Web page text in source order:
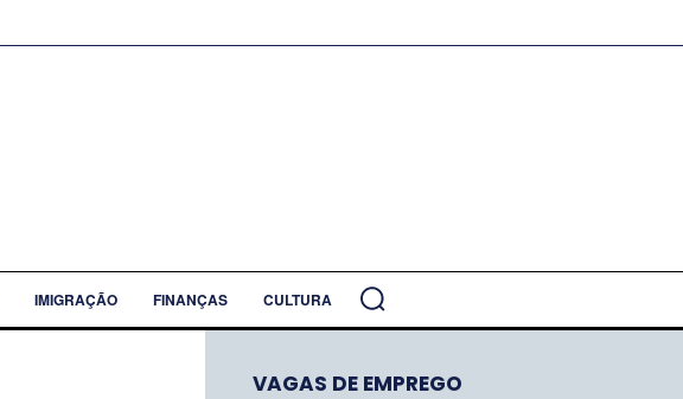
IMIGRAÇÃO FINANÇAS CULTURA
VAGAS DE EMPREGO